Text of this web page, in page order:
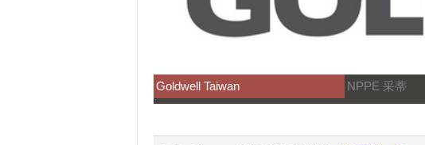
Goldwell Taiwan NPPE 采蒂